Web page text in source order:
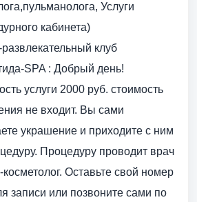
Услуги
кабинета)
клуб
SPA : Добрый день!
услуги 2000 руб. стоимость
не входит. Вы сами
украшение и приходите с ним
Процедуру проводит врач
косметолог. Оставьте свой номер
записи или позвоните сами по